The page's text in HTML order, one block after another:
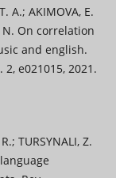
A.; AKIMOVA, E.
N. On correlation
and english.
e021015, 2021.
TURSYNALI, Z.